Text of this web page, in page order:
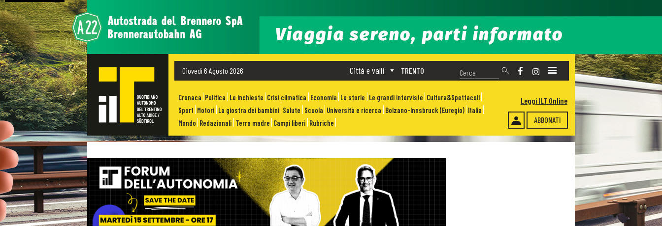
Giovedì 6 Agosto 2026 TRENTO
Città e valli
Cronaca Politica Le inchieste Crisi climatica Economia Le storie Le grandi interviste Cultura&Spettacoli
Sport Motori La giostra dei bambini Salute Scuola Università e ricerca Bolzano-Innsbruck (Euregio) Italia
Mondo Redazionali Terra madre Campi liberi Rubriche ABBONATI
Leggi ILT Online